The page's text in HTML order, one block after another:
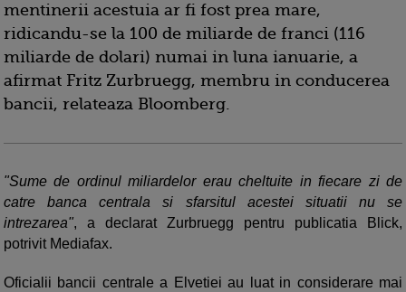
mentinerii acestuia ar fi fost prea mare,
ridicandu-se la 100 de miliarde de franci (116
miliarde de dolari) numai in luna ianuarie, a
afirmat Fritz Zurbruegg, membru in conducerea
bancii, relateaza Bloomberg.
"Sume de ordinul miliardelor erau cheltuite in fiecare zi de
catre banca centrala si sfarsitul acestei situatii nu se
intrezarea", a declarat Zurbruegg pentru publicatia Blick,
potrivit Mediafax.
Oficialii bancii centrale a Elvetiei au luat in considerare mai